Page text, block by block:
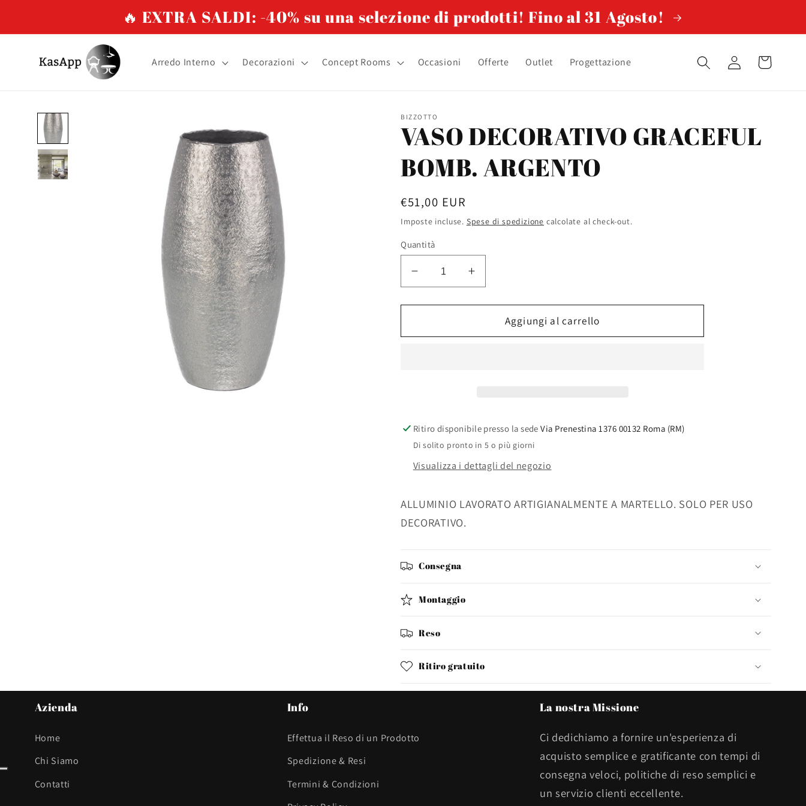
🔥 EXTRA SALDI: -40% su una selezione di prodotti! Fino al 31 Agosto!
Arredo Interno Decorazioni Concept Rooms Occasioni Offerte Outlet Progettazione Accedi Carrello
BIZZOTTO
VASO DECORATIVO GRACEFUL
BOMB. ARGENTO
Prezzo
di
listino
€51,00 EUR
Imposte incluse. Spese di spedizione calcolate al check-out.
Quantità
Diminuisci
quantità
per
DECORATIVO
Aumenta
quantità
per
DECORATIVO
Aggiungi al carrello
Ritiro disponibile presso la sedeVia Prenestina 1376 00132 Roma (RM)
Di solito pronto in 5 o più giorni
Visualizza i dettagli del negozio
ALLUMINIO LAVORATO ARTIGIANALMENTE A MARTELLO. SOLO PER USO
DECORATIVO.
Consegna
Montaggio
Reso
Ritiro gratuito
Azienda
Home
Chi Siamo
Contatti
Info
Effettua il Reso di un Prodotto
Spedizione & Resi
Termini & Condizioni
La nostra Missione
Ci dedichiamo a fornire un'esperienza di
acquisto semplice e gratificante con tempi di
consegna veloci, politiche di reso semplici e
un servizio clienti eccellente.